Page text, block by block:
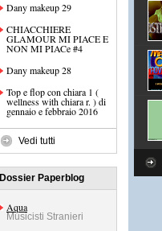
Dany makeup 29
CHIACCHIERE
GLAMOUR MI PIACE E
NON MI PIACe #4
Dany makeup 28
Top e flop con chiara 1 (
wellness with chiara r. ) di
gennaio e febbraio 2016
Vedi tutti
Dossier Paperblog
Aqua
Musicisti Stranieri